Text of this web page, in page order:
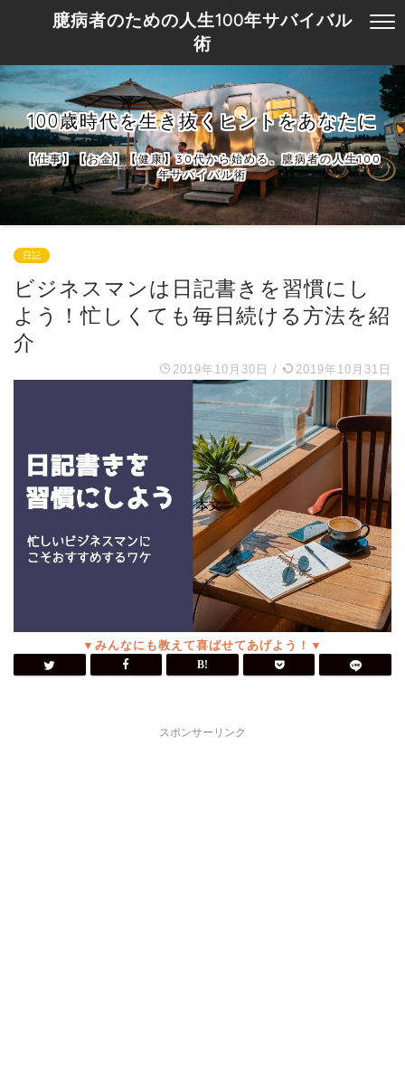
臆病者のための人生100年サバイバル
術
100歳時代を生き抜くヒントをあなたに
【仕事】【お金】【健康】30代から始める、臆病者の人生100
年サバイバル術
日記
ビジネスマンは日記書きを習慣にし
よう！忙しくても毎日続ける方法を紹
介
2019年10月30日 / 2019年10月31日
スポンサーリンク